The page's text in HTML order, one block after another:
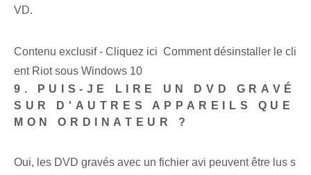
VD.
Contenu exclusif - Cliquez ici Comment désinstaller le cli
ent Riot sous Windows 10
9.‌ PUIS-JE LIRE UN DVD GRAVÉ
SUR D'AUTRES APPAREILS QUE
MON ORDINATEUR ?
Oui, les DVD gravés avec un fichier avi peuvent être lus s